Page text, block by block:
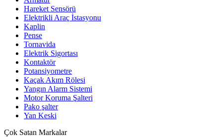
Hareket Sensörü
Elektrikli Araç İstasyonu
Kaplin
Pense
Tornavida
Elektrik Sigortası
Kontaktör
Potansiyometre
Kaçak Akım Rölesi
Yangın Alarm Sistemi
Motor Koruma Şalteri
Pako şalter
Yan Keski
Çok Satan Markalar